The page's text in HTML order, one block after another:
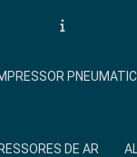
DE AR